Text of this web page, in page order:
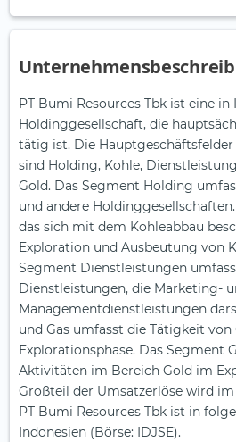
PT Bumi Resources Tbk ist eine in
Holdinggesellschaft, die
tätig ist. Die
sind Holding, Kohle,
Gold. Das Segment Holding
und andere
das sich mit dem Kohleabbau
Exploration und Ausbeutung von
Segment Dienstleistungen
Dienstleistungen, die Marketing-
Managementdienstleistungen
und Gas umfasst die Tätigkeit von
Explorationsphase. Das Segment
Aktivitäten im Bereich Gold im
Großteil der Umsatzerlöse wird
PT Bumi Resources Tbk ist in
Indonesien (Börse: IDJSE).